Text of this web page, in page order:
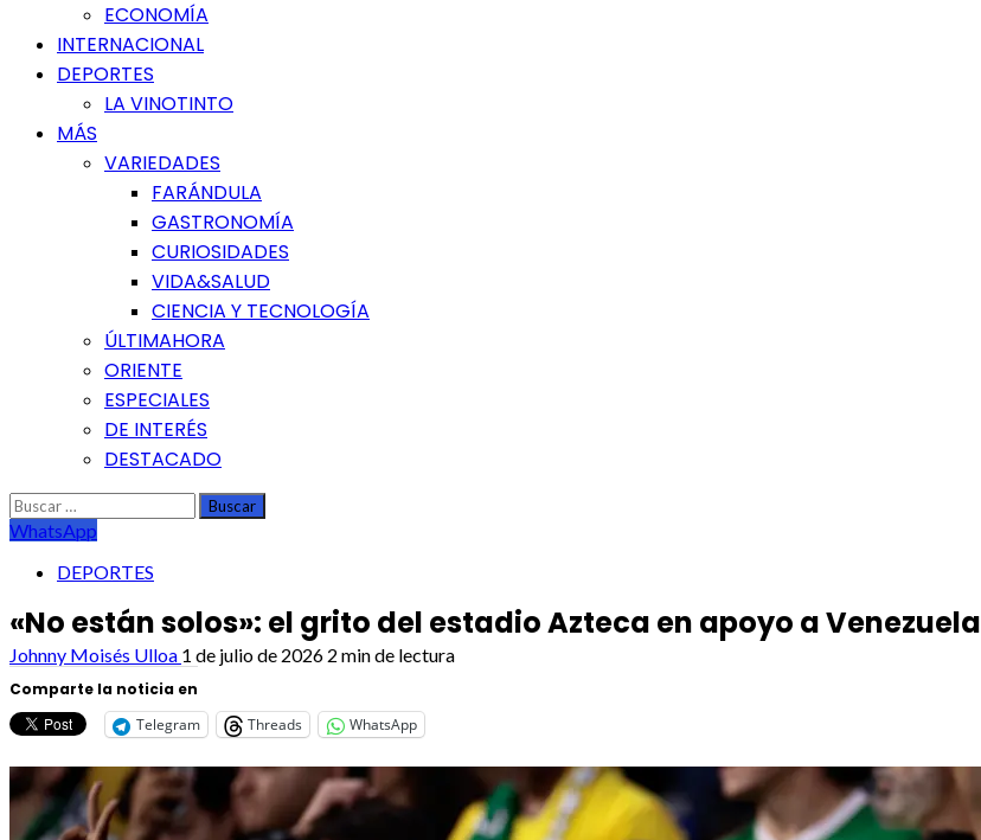
ECONOMÍA
INTERNACIONAL
DEPORTES
LA VINOTINTO
MÁS
VARIEDADES
FARÁNDULA
GASTRONOMÍA
CURIOSIDADES
VIDA&SALUD
CIENCIA Y TECNOLOGÍA
ÚLTIMAHORA
ORIENTE
ESPECIALES
DE INTERÉS
DESTACADO
Buscar:
WhatsApp
DEPORTES
«No están solos»: el grito del estadio Azteca en apoyo a Venezuela
Johnny Moisés Ulloa 1 de julio de 2026 2 min de lectura
Comparte la noticia en
Telegram
Threads WhatsApp